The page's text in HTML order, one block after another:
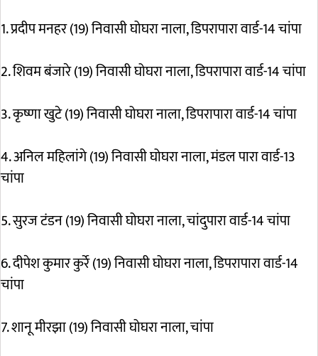
1. प्रदीप मनहर (19) निवासी घोघरा नाला, डिपरापारा वार्ड-14 चांपा
2. शिवम बंजारे (19) निवासी घोघरा नाला, डिपरापारा वार्ड-14 चांपा
3. कृष्णा खुटे (19) निवासी घोघरा नाला, डिपरापारा वार्ड-14 चांपा
4. अनिल महिलांगे (19) निवासी घोघरा नाला, मंडल पारा वार्ड-13
चांपा
5. सुरज टंडन (19) निवासी घोघरा नाला, चांदुपारा वार्ड-14 चांपा
6. दीपेश कुमार कुर्रे (19) निवासी घोघरा नाला, डिपरापारा वार्ड-14
चांपा
7. शानू मीरझा (19) निवासी घोघरा नाला, चांपा